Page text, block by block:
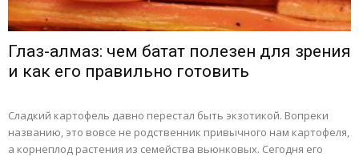
Глаз-алмаз: чем батат полезен для зрения
и как его правильно готовить
Сладкий картофель давно перестал быть экзотикой. Вопреки
названию, это вовсе не родственник привычного нам картофеля,
а корнеплод растения из семейства вьюнковых. Сегодня его